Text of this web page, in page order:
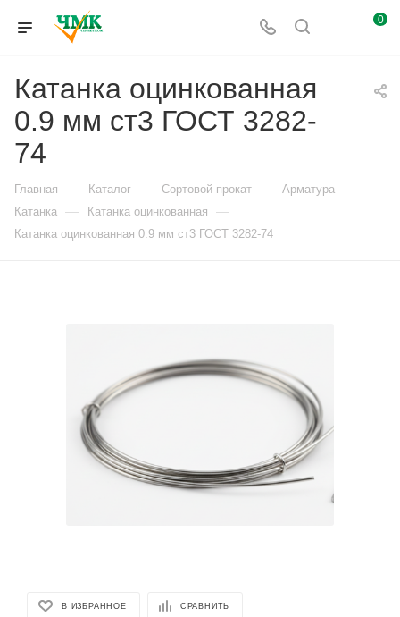
0
Катанка оцинкованная
0.9 мм ст3 ГОСТ 3282-
74
Главная — Каталог — Сортовой прокат — Арматура —
Катанка — Катанка оцинкованная —
Катанка оцинкованная 0.9 мм ст3 ГОСТ 3282-74
В ИЗБРАННОЕ СРАВНИТЬ